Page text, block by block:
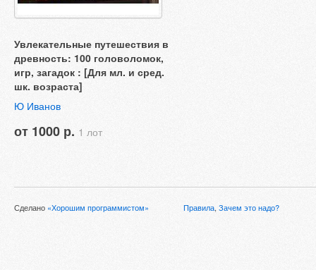
Увлекательные путешествия в
древность: 100 головоломок,
игр, загадок : [Для мл. и сред.
шк. возраста]
Ю Иванов
от 1000 р. 1 лот
Сделано «Хорошим программистом» Правила, Зачем это надо?